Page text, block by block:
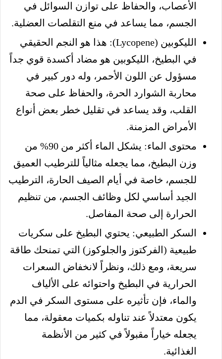
الأعصاب، والحفاظ على توازن السوائل في
الجسم، مما يساعد في منع التقلصات العضلية.
الليكوبين (Lycopene): هذا هو النجم الحقيقي
في البطيخ، الليكوبين هو مضاد أكسدة قوي جداً
مسؤول عن اللون الأحمر، وله دور كبير في
محاربة الشوارد الحرة، والحفاظ على صحة
القلب، وقد يساعد في تقليل خطر بعض أنواع
الأمراض المزمنة.
محتوى الماء: يشكل الماء أكثر من 90% من
وزن البطيخ، مما يجعله مثالياً للترطيب العميق
للجسم، خاصة في أيام الصيف الحارة، الترطيب
الجيد أساسي لكل وظائف الجسم، من تنظيم
الحرارة إلى صحة المفاصل.
السكر الطبيعي: يحتوي البطيخ على سكريات
طبيعية (الفركتوز والجلوكوز) التي تمنحك طاقة
سريعة، ومع ذلك، ونظراً لانخفاض السعرات
الحرارية في البطيخ واحتوائه على الألياف
والماء، فإن تأثيره على مستوى السكر في الدم
يكون معتدلاً عند تناوله بكميات معقولة، مما
يجعله خياراً مقبولاً في كثير من الأنظمة
الغذائية.